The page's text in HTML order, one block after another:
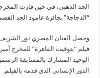
الجد الذهبي، في حين فازت
“الدجاجة” بجائزة عامود الجد
وحصل الفنان المصري نور
فيلم “بتوقيت القاهرة” للمخرج
الوحيد المشارك بالمسابقة
الدور الإنساني الذي قدمه بالفيلم.